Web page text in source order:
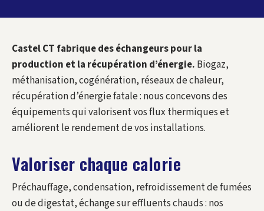
Castel CT fabrique des échangeurs pour la
production et la récupération d’énergie. Biogaz,
méthanisation, cogénération, réseaux de chaleur,
récupération d’énergie fatale : nous concevons des
équipements qui valorisent vos flux thermiques et
améliorent le rendement de vos installations.
Valoriser chaque calorie
Préchauffage, condensation, refroidissement de fumées
ou de digestat, échange sur effluents chauds : nos